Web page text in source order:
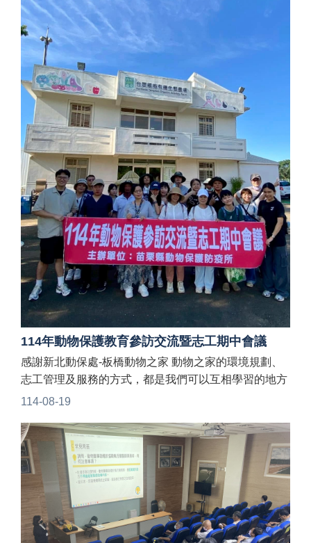
114年動物保護教育參訪交流暨志工期中會議
114-08-19
感謝新北動保處-板橋動物之家 動物之家的環境規劃、
志工管理及服務的方式，都是我們可以互相學習的地方
志願服務是啟程，每隻可愛的毛寶貝都可以回歸家庭，